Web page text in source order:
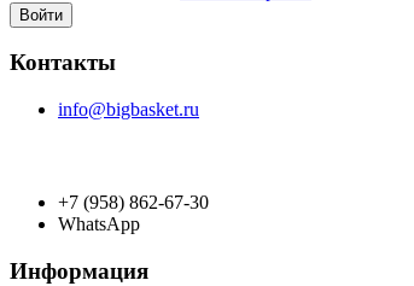
Контакты
info@bigbasket.ru
+7 (958) 862-67-30
WhatsApp
Информация